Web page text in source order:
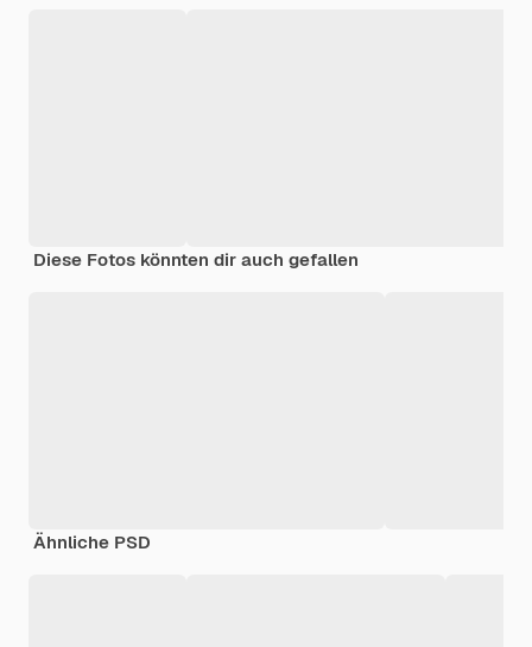
Diese Fotos könnten dir auch gefallen
Ähnliche PSD